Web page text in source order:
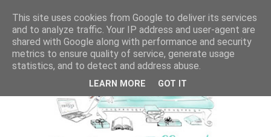
This site uses cookies from Google to deliver its services
and to analyze traffic. Your IP address and user-agent are
shared with Google along with performance and security
metrics to ensure quality of service, generate usage
statistics, and to detect and address abuse.
LEARN MORE GOT IT